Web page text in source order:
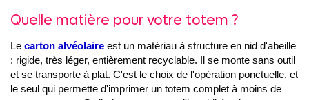
Quelle matière pour votre totem ?
Le carton alvéolaire est un matériau à structure en nid d'abeille
: rigide, très léger, entièrement recyclable. Il se monte sans outil
et se transporte à plat. C'est le choix de l'opération ponctuelle, et
le seul qui permette d'imprimer un totem complet à moins de